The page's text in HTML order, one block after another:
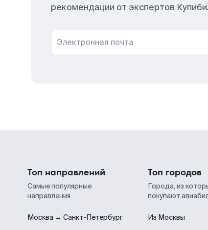
рекомендации от экспертов
Электронная почта
Топ направлений
Самые популярные
направления
Москва → Санкт-Петербург
Топ городов
Города, из
покупают
Из Москвы